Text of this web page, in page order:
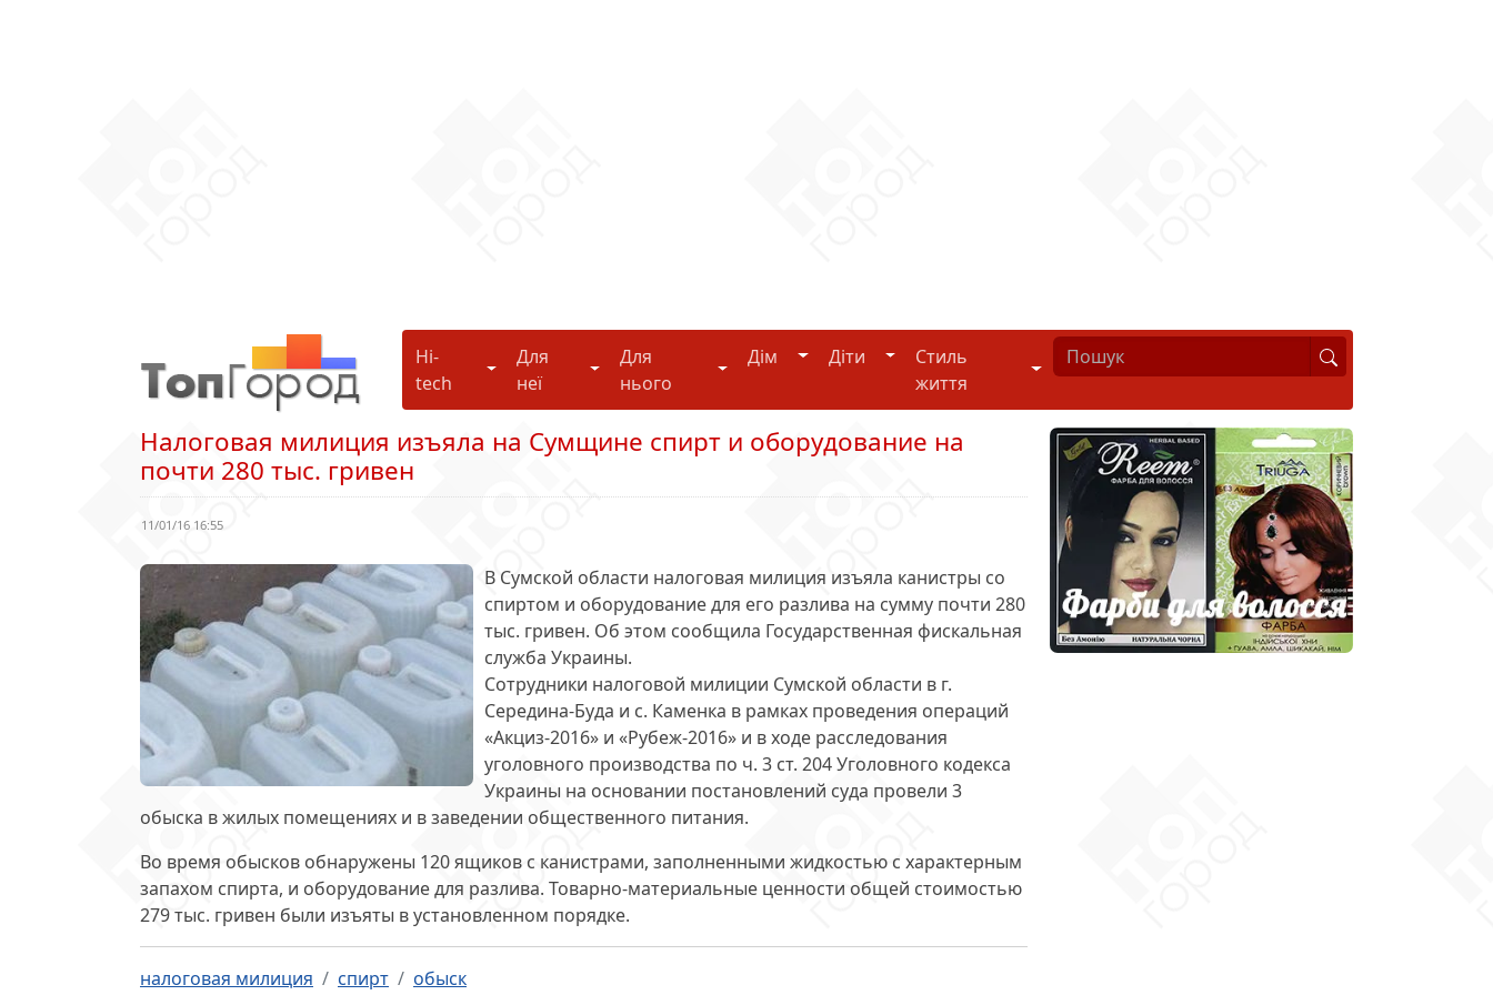
Hi-
tech
Hi-tech
Для
неї
Для неї
Для
нього
Для нього
Дім Дім Діти ДітиСтиль
життя
Стиль життя
Налоговая милиция изъяла на Сумщине спирт и оборудование на
почти 280 тыс. гривен
11/01/16 16:55
В Сумской области налоговая милиция изъяла канистры со
спиртом и оборудование для его разлива на сумму почти 280
тыс. гривен. Об этом сообщила Государственная фискальная
служба Украины.
Сотрудники налоговой милиции Сумской области в г.
Середина-Буда и с. Каменка в рамках проведения операций
«Акциз-2016» и «Рубеж-2016» и в ходе расследования
уголовного производства по ч. 3 ст. 204 Уголовного кодекса
Украины на основании постановлений суда провели 3
обыска в жилых помещениях и в заведении общественного питания.
Во время обысков обнаружены 120 ящиковс канистрами, заполненными жидкостью с характерным
запахом спирта, и оборудование для разлива. Товарно-материальные ценности общей стоимостью
279 тыс. гривен были изъяты в установленном порядке.
налоговая милиция спирт обыск